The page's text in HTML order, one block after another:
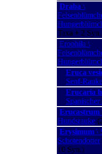
Draba \
Taxa + 2
Erophila \
Eruca
Senf-Rauke
Erucaria
Spanischer
Erucastrum
Hundsrauke
Erysimum \
Schotendotter
10 Syn.)